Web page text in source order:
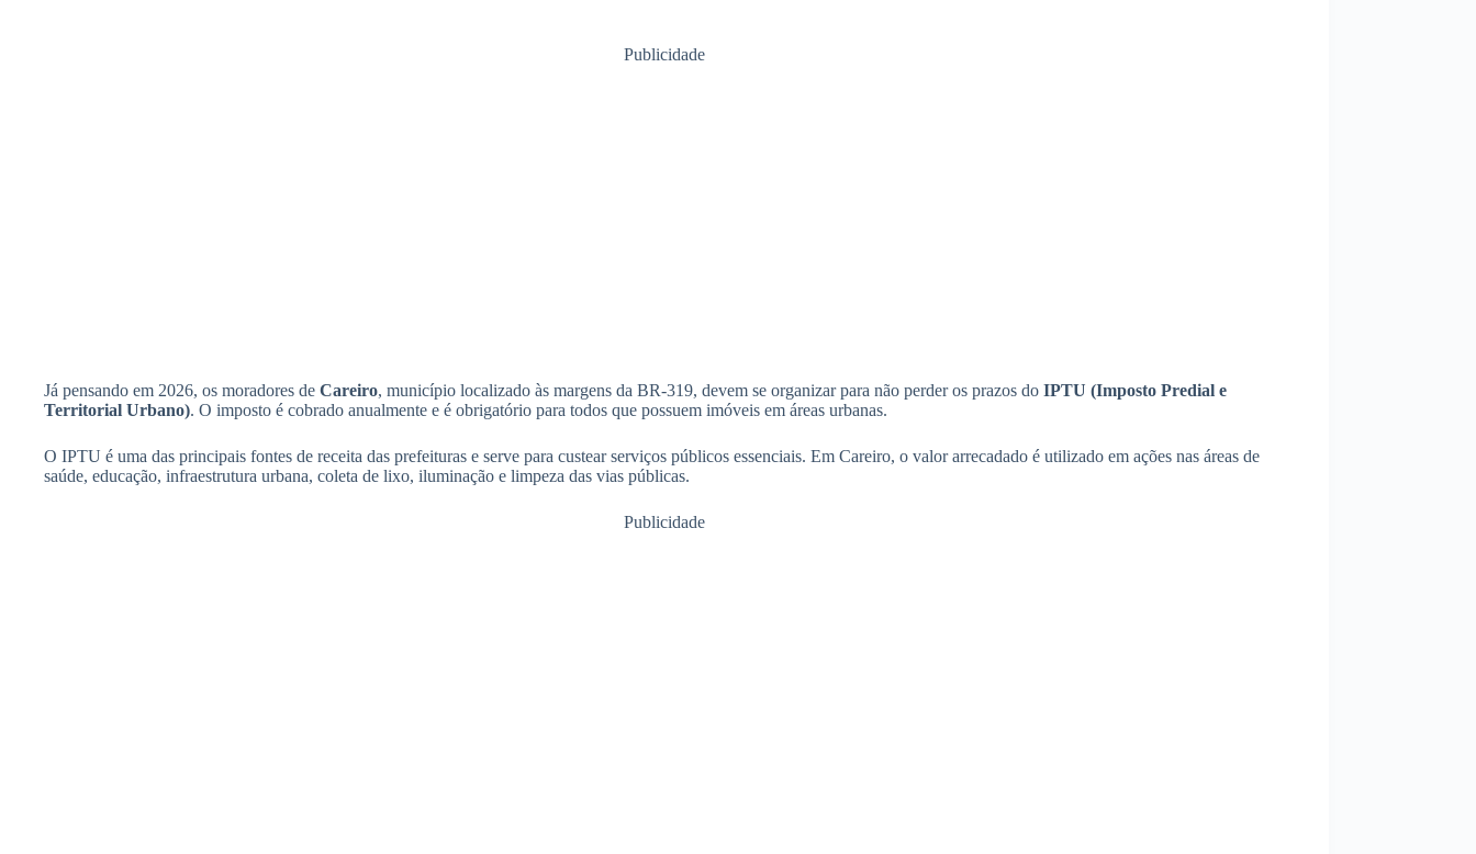
Publicidade
Já pensando em 2026, os moradores de Careiro, município localizado às margens da BR-319, devem se organizar para não perder os prazos do IPTU (Imposto Predial e
Territorial Urbano). O imposto é cobrado anualmente e é obrigatório para todos que possuem imóveis em áreas urbanas.
O IPTU é uma das principais fontes de receita das prefeituras e serve para custear serviços públicos essenciais. Em Careiro, o valor arrecadado é utilizado em ações nas áreas de
saúde, educação, infraestrutura urbana, coleta de lixo, iluminação e limpeza das vias públicas.
Publicidade